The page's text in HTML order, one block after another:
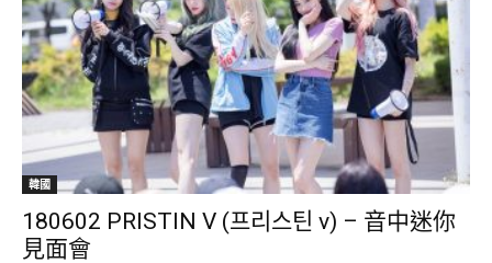
韓國
180602 PRISTIN V (프리스틴 v) – 音中迷你
見面會